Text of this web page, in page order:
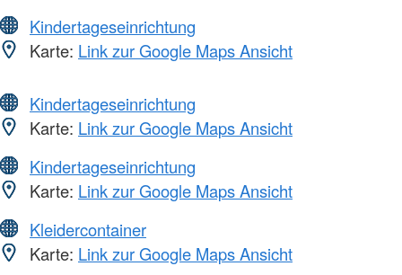
Kindertageseinrichtung
Karte: Link zur Google Maps Ansicht
Kindertageseinrichtung
Karte: Link zur Google Maps Ansicht
Kindertageseinrichtung
Karte: Link zur Google Maps Ansicht
Kleidercontainer
Karte: Link zur Google Maps Ansicht